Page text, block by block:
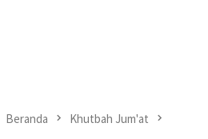
Beranda Khutbah Jum'at